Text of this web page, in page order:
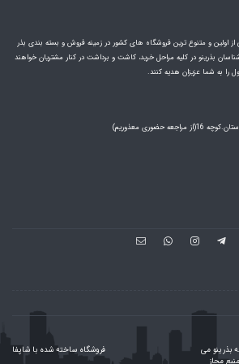
از اولین و متنوع ترین فروشگاه های کشور در زمینه فروش و بسته بندی بذر
بذرینو در کلیه مراحل خرید، کاشت و برداشت در کنار مشتریان خواهند
را به شما عزیزان هدیه کنند.
حضوری معذوریم)
بذرینو می
مجاز
فروشگاه ساخته شده با شاپفا